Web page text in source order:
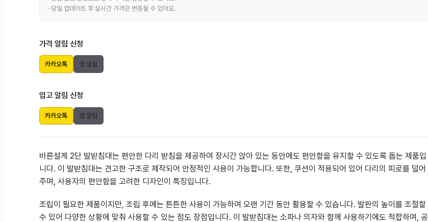
· 당일 업데이트 후 실시간 가격은 변동될 수 있어요.
가격 알림 신청
카카오톡 앱 알림
입고 알림 신청
카카오톡 앱 알림
바른설계 2단 발받침대는 편안한 다리 받침을 제공하여 장시간 앉아 있는 동안에도 편안함을 유지할 수 있도록 돕는 제품입
니다. 이 발받침대는 견고한 구조로 제작되어 안정적인 사용이 가능합니다. 또한, 쿠션이 적용되어 있어 다리의 피로를 덜어
주며, 사용자의 편안함을 고려한 디자인이 특징입니다.
조립이 필요한 제품이지만, 조립 후에는 튼튼한 사용이 가능하여 오랜 기간 동안 활용할 수 있습니다. 발판의 높이를 조절할
수 있어 다양한 상황에 맞춰 사용할 수 있는 점도 장점입니다. 이 발받침대는 소파나 의자와 함께 사용하기에도 적합하며, 공